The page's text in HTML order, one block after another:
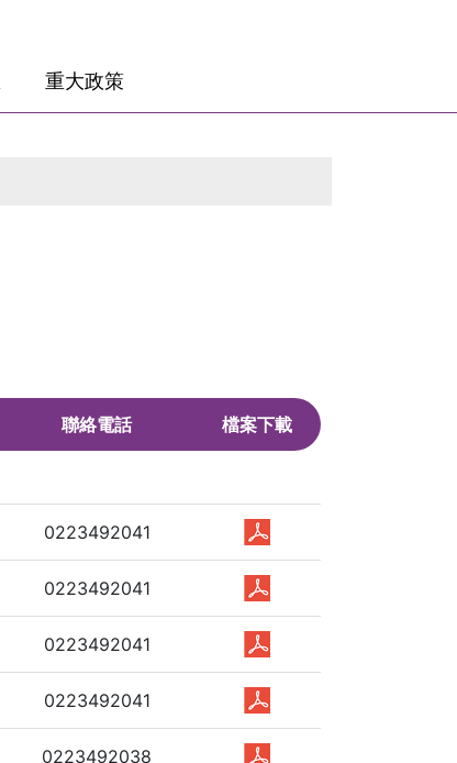
重大政策
聯絡電話 檔案下載
0223492041
0223492041
0223492041
0223492041
0223492038